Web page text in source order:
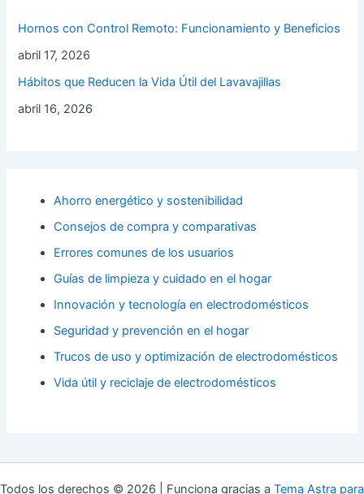
Hornos con Control Remoto: Funcionamiento y Beneficios
abril 17, 2026
Hábitos que Reducen la Vida Útil del Lavavajillas
abril 16, 2026
Ahorro energético y sostenibilidad
Consejos de compra y comparativas
Errores comunes de los usuarios
Guías de limpieza y cuidado en el hogar
Innovación y tecnología en electrodomésticos
Seguridad y prevención en el hogar
Trucos de uso y optimización de electrodomésticos
Vida útil y reciclaje de electrodomésticos
Todos los derechos © 2026 | Funciona gracias a Tema Astra para